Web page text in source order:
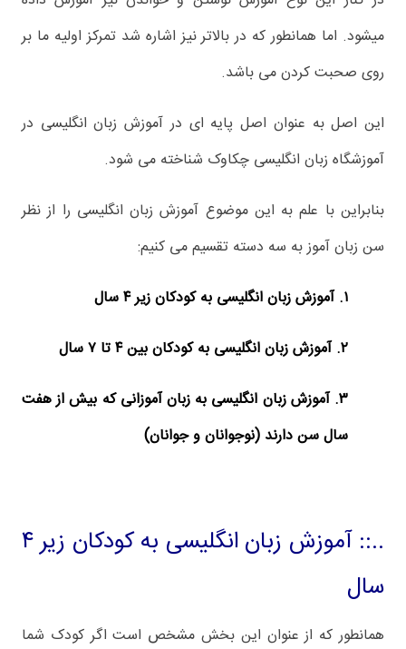
میشود. اما همانطور که در بالاتر نیز اشاره شد تمرکز اولیه ما بر
روی صحبت کردن می باشد.
این اصل به عنوان اصل پایه ای در آموزش زبان انگلیسی در
آموزشگاه زبان انگلیسی چکاوک شناخته می شود.
بنابراین با علم به این موضوع آموزش زبان انگلیسی را از نظر
سن زبان آموز به سه دسته تقسیم می کنیم:
۱. آموزش زبان انگلیسی به کودکان زیر ۴ سال
۲.‌ آموزش زبان انگلیسی به کودکان بین ۴ تا ۷ سال
۳. آموزش زبان انگلیسی به زبان آموزانی که بیش از هفت
سال سن دارند (نوجوانان و جوانان)
..:: آموزش زبان انگلیسی به کودکان زیر ۴
سال
همانطور که از عنوان این بخش مشخص است اگر کودک شما